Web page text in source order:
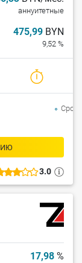
3.0
аннуитетные
475,99 BYN
9,52 %
Срок
17,98 %